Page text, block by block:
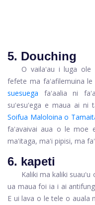
5. Douching
O vailaʻau i luga ole
fefete ma faʻafilemuina
suesuega
faʻaalia ni
suʻesuʻega e maua ai ni
Soifua Maloloina o
faʻavaivai aua o le moe
maʻitaga, maʻi pipisi, ma
6. kapeti
Kaliki ma kaliki
ua maua foi ia i ai
E ui lava o le tele o auala